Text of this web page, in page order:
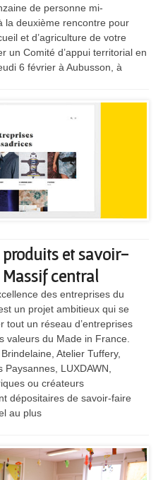
de personne mi-
la deuxième rencontre pour
et d’agriculture de votre
Comité d’appui territorial en
6 février à Aubusson, à
produits et savoir-
Massif central
des entreprises du
un projet ambitieux qui se
tout un réseau d’entreprises
valeurs du Made in France.
Atelier Tuffery,
LUXDAWN,
ou créateurs
dépositaires de savoir-faire
au plus